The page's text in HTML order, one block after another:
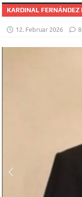
KARDINAL FERNÁNDEZ
12. Februar 2026 8